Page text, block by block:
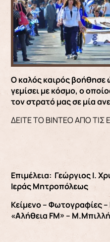
Ο καλός καιρός βοήθησε
γεμίσει με κόσμο, ο
τον στρατό μας σε μία
ΔΕΙΤΕ ΤΟ ΒΙΝΤΕΟ ΑΠΟ ΤΙΣ
Επιμέλεια: Γεώργιος Ι.
Ιεράς Μητροπόλεως
Κείμενο – Φωτογραφίες
«Αλήθεια FM» –